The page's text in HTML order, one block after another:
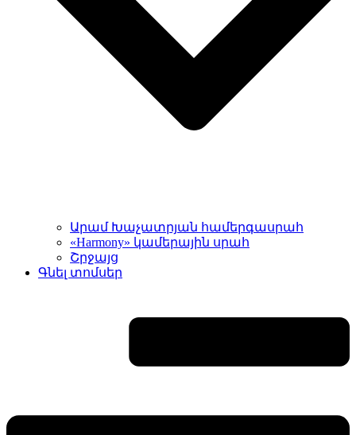
Արամ Խաչատրյան համերգասրահ
«Harmony» կամերային սրահ
Շրջայց
Գնել տոմսեր